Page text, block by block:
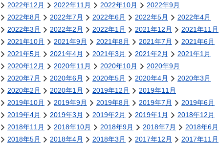
2022年12月
2022年11月 2022年10月
2022年9月
2022年8月
2022年7月 2022年6月 2022年5月
2022年4月
2022年3月
2022年2月 2022年1月 2021年12月
2021年11月
2021年10月
2021年9月 2021年8月 2021年7月
2021年6月
2021年5月
2021年4月 2021年3月 2021年2月
2021年1月
2020年12月
2020年11月 2020年10月
2020年9月
2020年7月
2020年6月 2020年5月 2020年4月
2020年3月
2020年2月
2020年1月 2019年12月
2019年11月
2019年10月
2019年9月 2019年8月 2019年7月
2019年6月
2019年4月
2019年3月 2019年2月 2019年1月
2018年12月
2018年11月
2018年10月 2018年9月 2018年7月
2018年6月
2018年5月
2018年4月 2018年3月 2017年12月
2017年11月